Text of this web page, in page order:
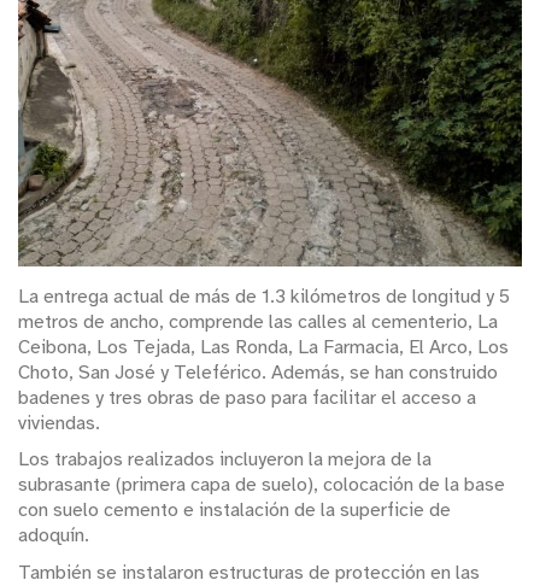
La entrega actual de más de 1.3 kilómetros de longitud y 5
metros de ancho, comprende las calles al cementerio, La
Ceibona, Los Tejada, Las Ronda, La Farmacia, El Arco, Los
Choto, San José y Teleférico. Además, se han construido
badenes y tres obras de paso para facilitar el acceso a
viviendas.
Los trabajos realizados incluyeron la mejora de la
subrasante (primera capa de suelo), colocación de la base
con suelo cemento e instalación de la superficie de
adoquín.
También se instalaron estructuras de protección en las